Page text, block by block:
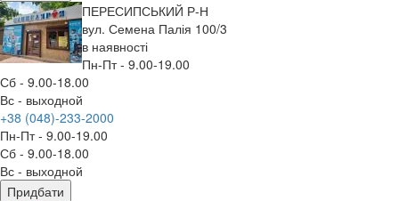
ПЕРЕСИПСЬКИЙ Р-Н
вул. Семена Палія 100/3
в наявності
Пн-Пт - 9.00-19.00
Сб - 9.00-18.00
Вс - выходной
+38 (048)-233-2000
Пн-Пт - 9.00-19.00
Сб - 9.00-18.00
Вс - выходной
Придбати